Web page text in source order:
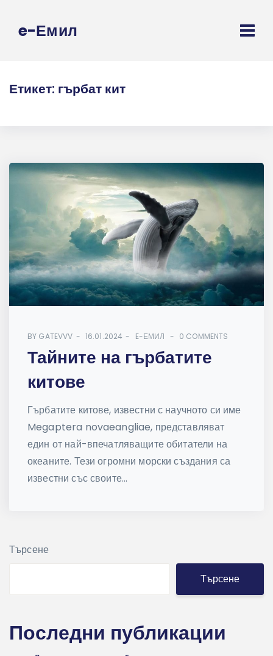
e-Емил
Етикет: гърбат кит
BY GATEVVV 16.01.2024 E-ЕМИЛ 0 COMMENTS
Тайните на гърбатите
китове
Гърбатите китове, известни с научното си име
Megaptera novaeangliae, представляват
един от най-впечатляващите обитатели на
океаните. Тези огромни морски създания са
известни със своите...
Търсене
Търсене
Последни публикации